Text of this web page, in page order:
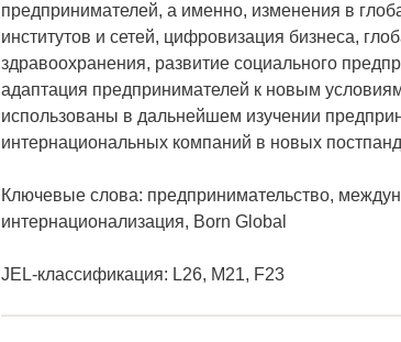
предпринимателей, а именно, изменения в
институтов и сетей, цифровизация бизнеса,
здравоохранения, развитие социального
адаптация предпринимателей к новым
использованы в дальнейшем изучении
интернациональных компаний в новых
Ключевые слова: предпринимательство,
интернационализация, Born Global
JEL-классификация: L26, M21, F23